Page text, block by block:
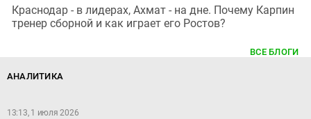
Краснодар - в лидерах, Ахмат - на дне. Почему Карпин
тренер сборной и как играет его Ростов?
ВСЕ БЛОГИ
АНАЛИТИКА
13:13, 1 июля 2026